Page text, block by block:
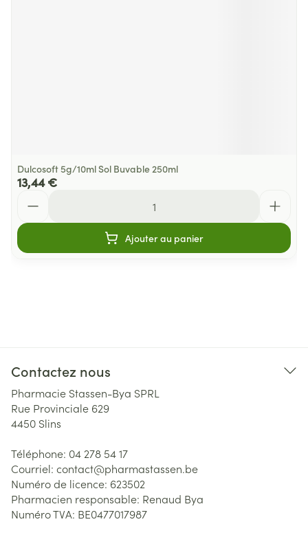
Dulcosoft 5g/10ml Sol Buvable 250ml
13,44 €
Ajouter au panier
Contactez nous
Pharmacie Stassen-Bya SPRL
Rue Provinciale 629
4450 Slins
Téléphone: 04 278 54 17
Courriel: contact@pharmastassen.be
Numéro de licence: 623502
Pharmacien responsable: Renaud Bya
Numéro TVA: BE0477017987